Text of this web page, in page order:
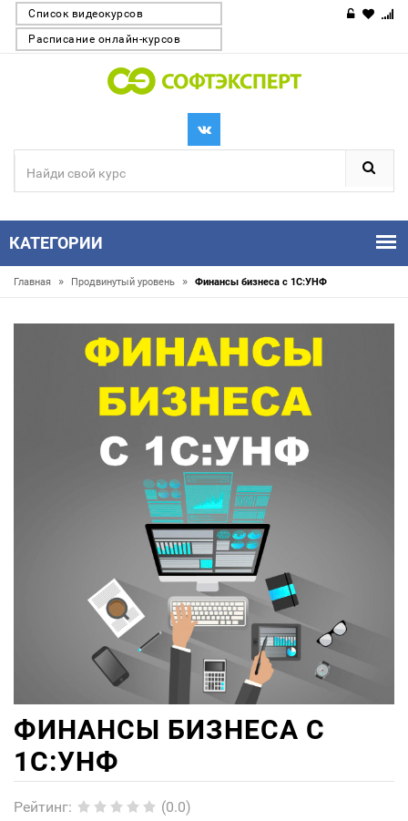
Список видеокурсов
Расписание онлайн-курсов
КАТЕГОРИИ
Главная » Продвинутый уровень » Финансы бизнеса с 1С:УНФ
ФИНАНСЫ БИЗНЕСА С
1С:УНФ
Рейтинг: (0.0)